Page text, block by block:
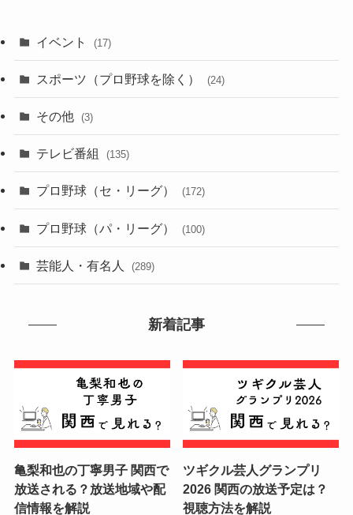
イベント (17)
スポーツ（プロ野球を除く） (24)
その他 (3)
テレビ番組 (135)
プロ野球（セ・リーグ） (172)
プロ野球（パ・リーグ） (100)
芸能人・有名人 (289)
新着記事
亀梨和也の丁寧男子 関西で
放送される？放送地域や配
信情報を解説
ツギクル芸人グランプリ
2026 関西の放送予定は？
視聴方法を解説